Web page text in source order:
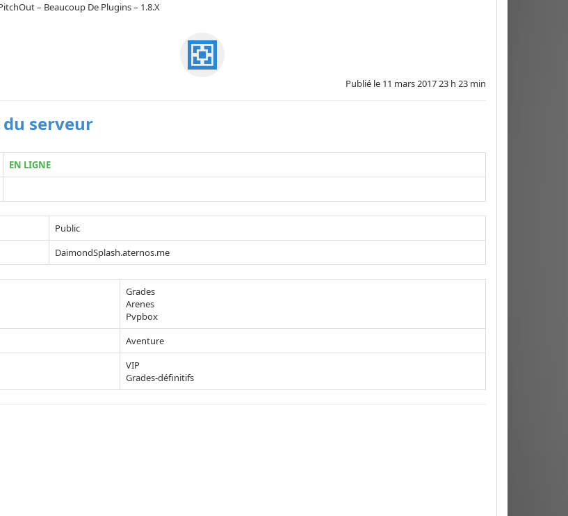
– Beaucoup De Plugins – 1.8.X
Publié le 11 mars 2017 23 h 23 min
serveur
EN LIGNE
Public
DaimondSplash.aternos.me
Grades
Arenes
Pvpbox
Aventure
VIP
Grades-définitifs